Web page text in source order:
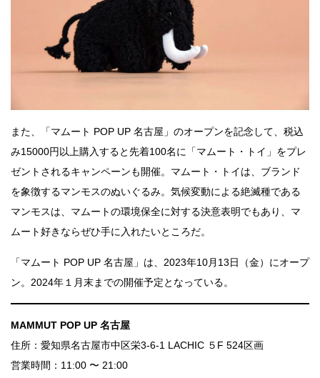
また、「マムート POP UP 名古屋」のオープンを記念して、税込
み15000円以上購入すると先着100名に「マムート・トイ」をプレ
ゼントされるキャンペーンも開催。マムート・トイは、ブランド
を象徴するマンモスのぬいぐるみ。気候変動による絶滅種である
マンモスは、マムートの環境保全に対する決意表明でもあり、マ
ムート好きならぜひ手に入れたいところだ。
「マムート POP UP 名古屋」は、2023年10月13日（金）にオープ
ン。2024年１月末までの開催予定となっている。
MAMMUT POP UP 名古屋
住所：愛知県名古屋市中区栄3-6-1 LACHIC ５F 524区画
営業時間：11:00 〜 21:00